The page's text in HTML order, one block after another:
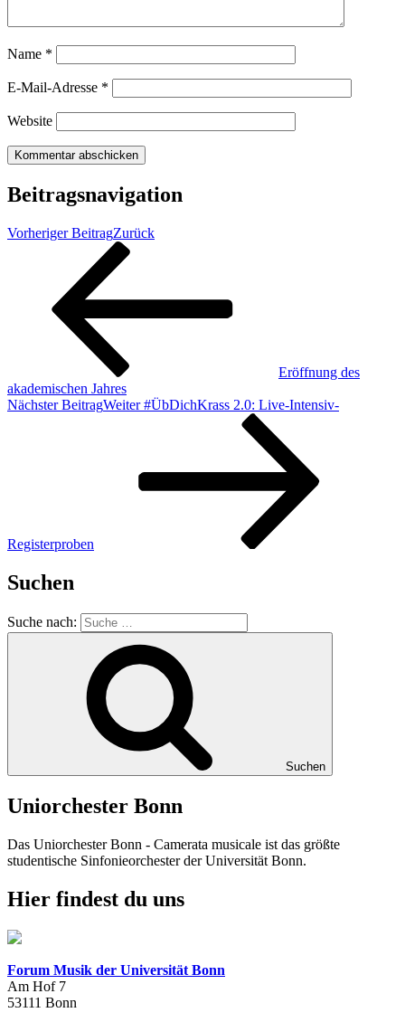
Name *
E-Mail-Adresse *
Website
Beitragsnavigation
Vorheriger BeitragZurück
Eröffnung des
akademischen Jahres
Nächster BeitragWeiter #ÜbDichKrass 2.0: Live-Intensiv-
Registerproben
Suchen
Suche nach:
Suchen
Uniorchester Bonn
Das Uniorchester Bonn - Camerata musicale ist das größte
studentische Sinfonieorchester der Universität Bonn.
Hier findest du uns
Forum Musik der Universität Bonn
Am Hof 7
53111 Bonn